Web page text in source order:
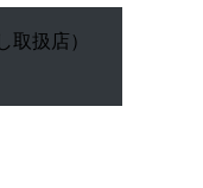
取扱店）